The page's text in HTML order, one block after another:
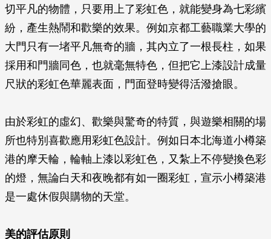
切平凡的物體，只要用上了彩虹色，就能變身為七彩繽
紛，產生熱鬧和歡樂的效果。例如京都工藝職業大學的
大門只有一堵平凡無奇的牆，其內立了一根長柱，如果
採用和門牆同色，也就毫無特色，但把它上漆設計成量
尺狀的彩虹色華麗表面，門面登時變得活潑搶眼。
由於彩虹的虛幻、歡樂與驚奇的特質，與遊樂相關的場
所也特別喜歡應用彩虹色設計。例如日本北海道小樽築
港的摩天輪，輪軸上漆以彩虹色，又紮上不停變換色彩
的燈，無論白天和夜晚都有如一圈彩虹，宣示小樽築港
是一處休假與購物的天堂。
美的評估原則